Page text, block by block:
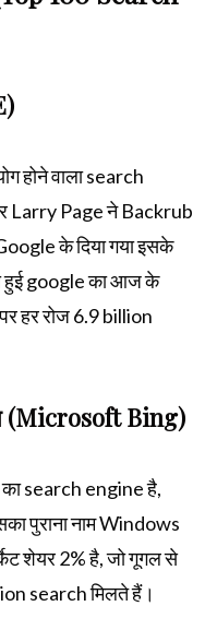
होने वाला search
Larry Page ने Backrub
के दिया गया इसके
हुई google का आज के
हर रोज 6.9 billion
(Microsoft Bing)
search engine है,
पुराना नाम Windows
शेयर 2% है, जो गूगल से
search मिलते हैं।